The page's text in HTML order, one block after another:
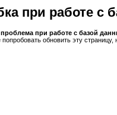
при работе с
при работе с базой
обновить эту страницу,